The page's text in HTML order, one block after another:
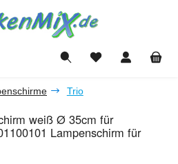
Du hast 0 Produkte
Trio
weiß Ø 35cm für
Lampenschirm für